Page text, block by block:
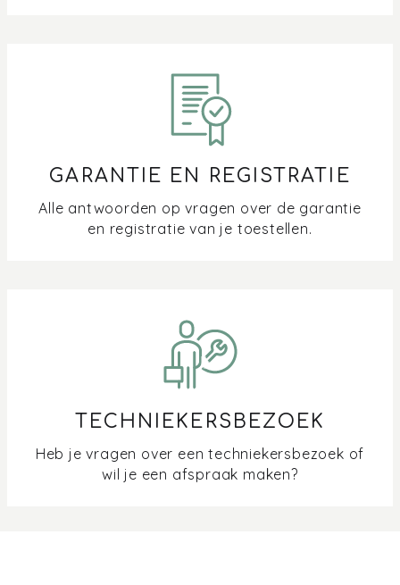
Wat is de tijdsnotatie van mijn oven en microgolf?
GARANTIE EN REGISTRATIE
Alle antwoorden op vragen over de garantie
en registratie van je toestellen.
TECHNIEKERSBEZOEK
Heb je vragen over een techniekersbezoek of
wil je een afspraak maken?